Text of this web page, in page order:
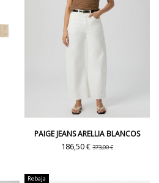
PAIGE JEANS ARELLIA BLANCOS
186,50 €373,00 €
Rebaja